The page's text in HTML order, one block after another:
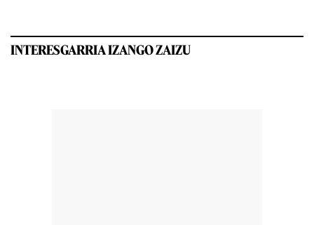
INTERESGARRIA IZANGO ZAIZU